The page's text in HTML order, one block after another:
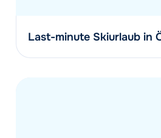
Last-minute Skiurlaub in